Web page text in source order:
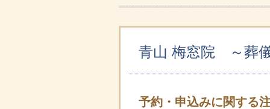
青山 梅窓院 ～葬
予約・申込みに関する